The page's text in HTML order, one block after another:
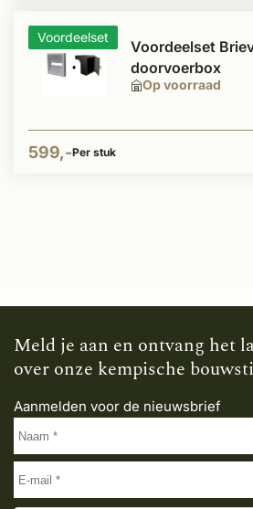
Voordeelset
Op voorraad
Voordeelset
doorvoerbox
599,-Per stuk
Meld je aan en ontvang het
over onze kempische
Aanmelden voor de nieuwsbrief